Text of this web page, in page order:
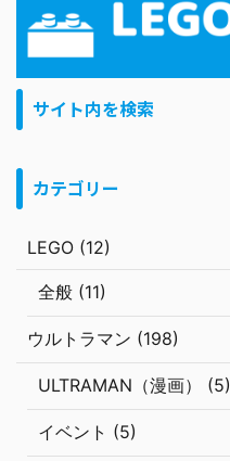
サイト内を検索
カテゴリー
LEGO (12)
全般 (11)
ウルトラマン (198)
ULTRAMAN（漫画） (5)
イベント (5)